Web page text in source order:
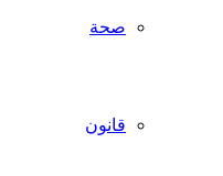
صحة
قانون